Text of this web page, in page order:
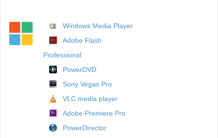
Windows Media Player
Adobe Flash
Professional
PowerDVD
Sony Vegas Pro
VLC media player
Adobe Premiere Pro
PowerDirector